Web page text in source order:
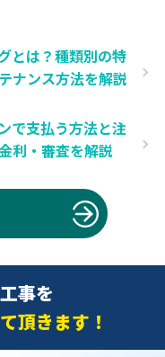
とは？種類別の特
ナンス方法を解説
で支払う方法と注
利・審査を解説
事を
頂きます！